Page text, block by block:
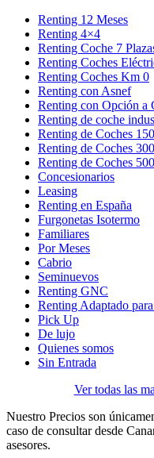
Renting 12 Meses
Renting 4×4
Renting Coche 7
Renting Coches
Renting Coches Km 0
Renting con Asnef
Renting con Opción a
Renting de coche
Renting de Coches
Renting de Coches
Renting de Coches
Concesionarios
Leasing
Renting en España
Furgonetas Isotermo
Familiares
Por Meses
Cabrio
Seminuevos
Renting GNC
Renting Adaptado
Pick Up
De lujo
Quienes somos
Sin Entrada
Ver todas las
Nuestro Precios son
caso de consultar desde
asesores.